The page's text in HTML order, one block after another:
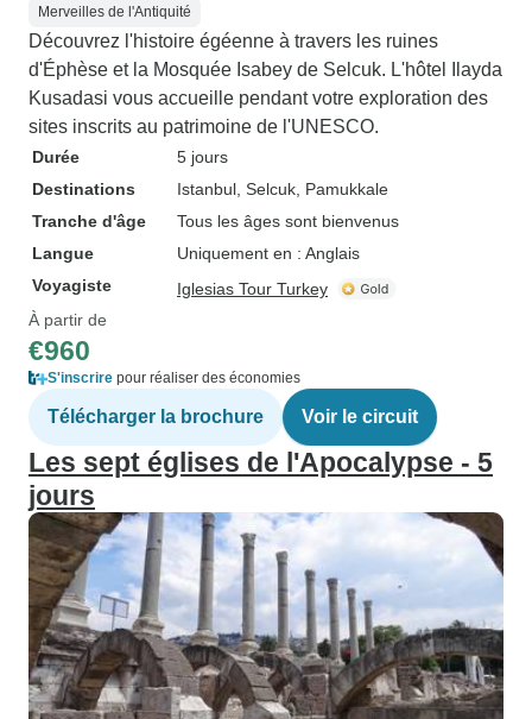
Merveilles de l'Antiquité
Découvrez l'histoire égéenne à travers les ruines
d'Éphèse et la Mosquée Isabey de Selcuk. L'hôtel Ilayda
Kusadasi vous accueille pendant votre exploration des
sites inscrits au patrimoine de l'UNESCO.
Durée
5 jours
Destinations
Istanbul , Selcuk , Pamukkale
Tranche d'âge
Tous les âges sont bienvenus
Langue
Uniquement en : Anglais
Voyagiste
Iglesias Tour Turkey
À partir de
€960
S'inscrire pour réaliser des économies
Télécharger la brochure Voir le circuit
Les sept églises de l'Apocalypse - 5
jours